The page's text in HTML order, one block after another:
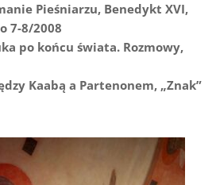
Pieśniarzu, Benedykt XVI,
7-8/2008
po końcu świata. Rozmowy,
Kaabą a Partenonem, „Znak”